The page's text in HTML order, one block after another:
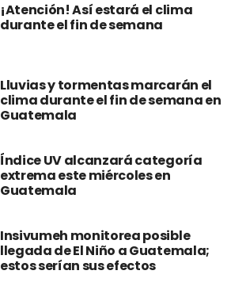
¡Atención! Así estará el clima
durante el fin de semana
Lluvias y tormentas marcarán el
clima durante el fin de semana en
Guatemala
Índice UV alcanzará categoría
extrema este miércoles en
Guatemala
Insivumeh monitorea posible
llegada de El Niño a Guatemala;
estos serían sus efectos